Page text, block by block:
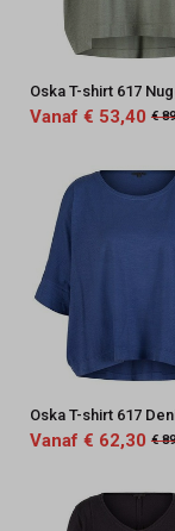
Oska T-shirt 617
Vanaf € 53,40 €
Oska T-shirt 617
Vanaf € 62,30 €